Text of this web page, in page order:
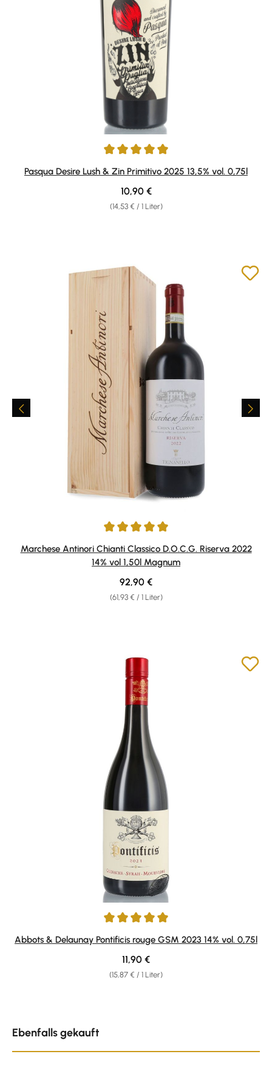
Durchschnittliche Bewertung von 4.91 von 5 Sternen
Pasqua Desire Lush & Zin Primitivo 2025 13,5% vol. 0,75l
(14,53 € / 1 Liter)
Regulärer Preis:
10,90 €
Durchschnittliche Bewertung von 5 von 5 Sternen
Marchese Antinori Chianti Classico D.O.C.G. Riserva 2022
14% vol 1,50l Magnum
(61,93 € / 1 Liter)
Regulärer Preis:
92,90 €
Durchschnittliche Bewertung von 5 von 5 Sternen
Abbots & Delaunay Pontificis rouge GSM 2023 14% vol. 0,75l
(15,87 € / 1 Liter)
Regulärer Preis:
11,90 €
Ebenfalls gekauft